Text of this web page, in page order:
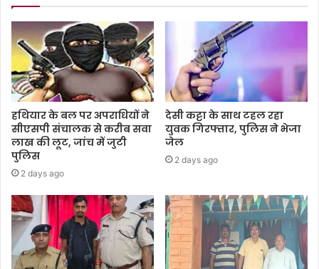
हथियार के बल पर अपराधियों ने
सीएसपी संचालक से करीब सवा
लाख की लूट, जांच में जुटी
पुलिस
2 days ago
देसी कट्टा के साथ टहल रहा
युवक गिरफ्तार, पुलिस ने भेजा
जेल
2 days ago